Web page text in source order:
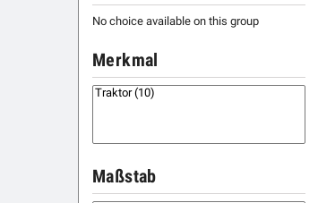
No choice available on this group
Merkmal
Maßstab